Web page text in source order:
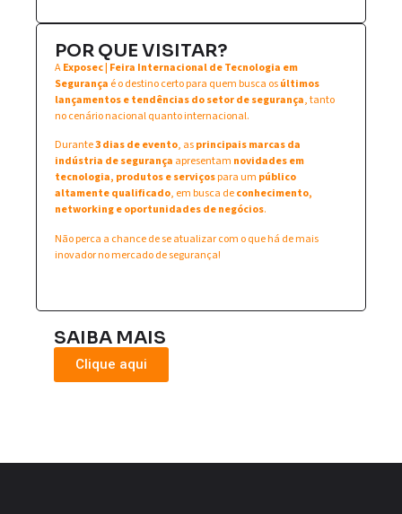
POR QUE VISITAR?
AExposec | Feira Internacional de Tecnologia em
Segurança é o destino certo para quem busca osúltimos
lançamentos e tendências do setor de segurança, tanto
no cenário nacional quanto internacional.
Durante3 dias de evento, asprincipais marcas da
indústria de segurança apresentam novidades em
tecnologia, produtos e serviçospara um público
altamente qualificado, em busca deconhecimento,
networking e oportunidades de negócios.
Não perca a chance de se atualizar com o que há de mais
inovador no mercado de segurança!
SAIBA MAIS
Clique aqui